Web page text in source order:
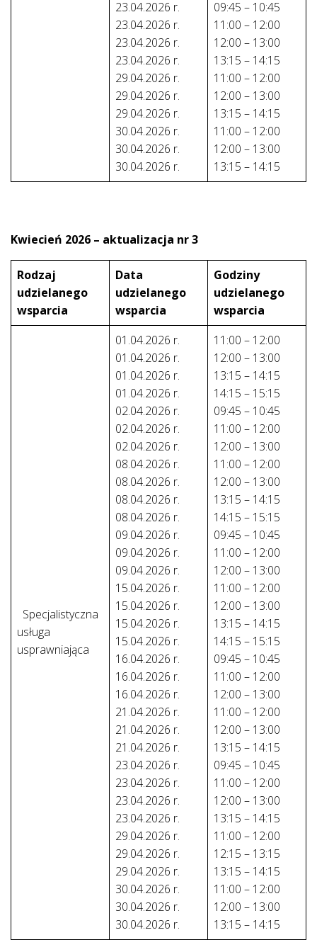
23.04.2026 r.
23.04.2026 r.
23.04.2026 r.
23.04.2026 r.
29.04.2026 r.
29.04.2026 r.
29.04.2026 r.
30.04.2026 r.
30.04.2026 r.
30.04.2026 r.
09:45 – 10:45
11:00 – 12:00
12:00 – 13:00
13:15 – 14:15
11:00 – 12:00
12:00 – 13:00
13:15 – 14:15
11:00 – 12:00
12:00 – 13:00
13:15 – 14:15
Kwiecień 2026 – aktualizacja nr 3
Rodzaj
udzielanego
wsparcia
Data
udzielanego
wsparcia
Godziny
udzielanego
wsparcia
Specjalistyczna
usługa
usprawniająca
01.04.2026 r.
01.04.2026 r.
01.04.2026 r.
01.04.2026 r.
02.04.2026 r.
02.04.2026 r.
02.04.2026 r.
08.04.2026 r.
08.04.2026 r.
08.04.2026 r.
08.04.2026 r.
09.04.2026 r.
09.04.2026 r.
09.04.2026 r.
15.04.2026 r.
15.04.2026 r.
15.04.2026 r.
15.04.2026 r.
16.04.2026 r.
16.04.2026 r.
16.04.2026 r.
21.04.2026 r.
21.04.2026 r.
21.04.2026 r.
23.04.2026 r.
23.04.2026 r.
23.04.2026 r.
23.04.2026 r.
29.04.2026 r.
29.04.2026 r.
29.04.2026 r.
30.04.2026 r.
30.04.2026 r.
30.04.2026 r.
11:00 – 12:00
12:00 – 13:00
13:15 – 14:15
14:15 – 15:15
09:45 – 10:45
11:00 – 12:00
12:00 – 13:00
11:00 – 12:00
12:00 – 13:00
13:15 – 14:15
14:15 – 15:15
09:45 – 10:45
11:00 – 12:00
12:00 – 13:00
11:00 – 12:00
12:00 – 13:00
13:15 – 14:15
14:15 – 15:15
09:45 – 10:45
11:00 – 12:00
12:00 – 13:00
11:00 – 12:00
12:00 – 13:00
13:15 – 14:15
09:45 – 10:45
11:00 – 12:00
12:00 – 13:00
13:15 – 14:15
11:00 – 12:00
12:15 – 13:15
13:15 – 14:15
11:00 – 12:00
12:00 – 13:00
13:15 – 14:15